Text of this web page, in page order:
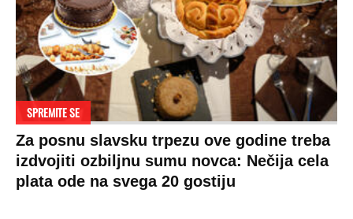
SPREMITE SE
Za posnu slavsku trpezu ove godine treba
izdvojiti ozbiljnu sumu novca: Nečija cela
plata ode na svega 20 gostiju